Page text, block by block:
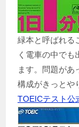
緑本と呼ばれる
く電車の中でも
ます。問題があ
構成がきっとや
TOEICテスト公